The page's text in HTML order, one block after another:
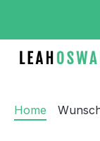
Hauptinhalt
Zur Suche
Zur
Home